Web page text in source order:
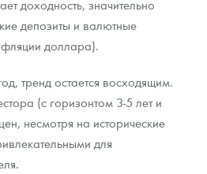
доходность, значительно
депозиты и валютные
доллара).
тренд остается восходящим.
(с горизонтом 3-5 лет и
несмотря на исторические
для